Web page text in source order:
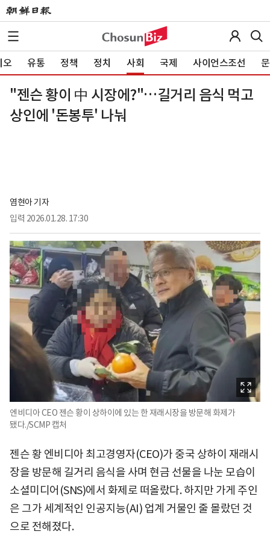
오 유통 정책 정치 사회 국제 사이언스조선
"젠슨 황이 中 시장에?"…길거리 음식 먹고
상인에 '돈봉투' 나눠
염현아 기자
입력 2026.01.28. 17:30
엔비디아 CEO 젠슨 황이 상하이에 있는 한 재래시장을 방문해 화제가
됐다./SCMP 캡처
젠슨 황 엔비디아 최고경영자(CEO)가 중국 상하이 재래시
장을 방문해 길거리 음식을 사며 현금 선물을 나눈 모습이
소셜미디어(SNS)에서 화제로 떠올랐다. 하지만 가게 주인
은 그가 세계적인 인공지능(AI) 업계 거물인 줄 몰랐던 것
으로 전해졌다.